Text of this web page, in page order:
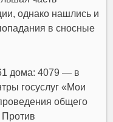
однако нашлись и
в сносные
дома: 4079 — в
госуслуг «Мои
общего
Против